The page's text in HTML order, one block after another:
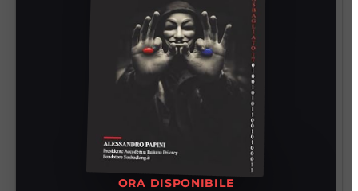
ORA DISPONIBILE
BillGo aveva bisogno di un software robusto che
potesse cancellare diversi tipi di dispositivi
utilizzando lo standard di cancellazione dei dati
DoD 5220.22-M. Cercavano anche report di
cancellazione per scopi di conformità e audit.